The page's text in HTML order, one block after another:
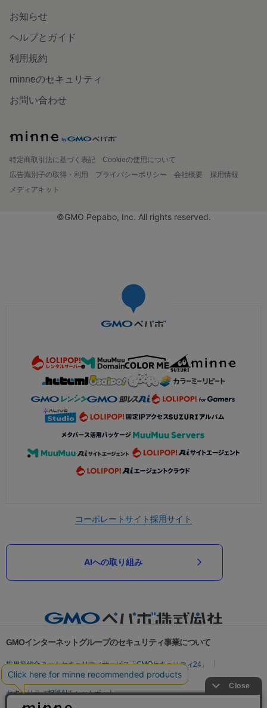
お知らせ
ヘルプとガイド
利用規約
minneのセキュリティ
お問い合わせ
特定商取引法に基づく表記
Cookieの使用について
広告識別子の取得・利用
プライバシーポリシー 会社概要
採用情報
メディアキット
©GMO Pepabo, Inc. All rights reserved.
コーポレートサイト採用サイト
AIへの取り組み
GMOインターネットグループのセキュリティ事業について
世界初総合ネットセキュリティサービス「GMOセキュリティ24」
パスワード漏洩診断
Webサイトリスク診断
セキュリティ相談AIチャットボット